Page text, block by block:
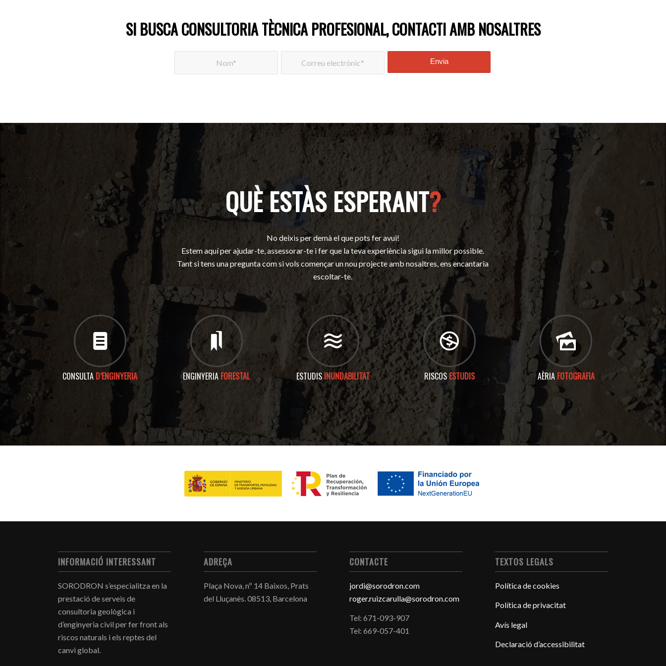
SI BUSCA CONSULTORIA TÈCNICA PROFESIONAL, CONTACTI AMB NOSALTRES
QUÈ ESTÀS ESPERANT?
No deixis per demà el que pots fer avui!
Estem aquí per ajudar-te, assessorar-te i fer que la teva experiència sigui la millor possible.
Tant si tens una pregunta com si vols començar un nou projecte amb nosaltres, ens encantaria
escoltar-te.
CONSULTA D’ENGINYERIA ENGINYERIA FORESTAL ESTUDIS INUNDABILITAT RISCOSESTUDIS AÈRIA FOTOGRAFIA
INFORMACIÓ INTERESSANT
SORODRON s’especialitza en la
prestació de serveis de
consultoria geològica i
d’enginyeria civil per fer front als
riscos naturals i els reptes del
canvi global.
ADREÇA
Plaça Nova, nº 14 Baixos, Prats
del Lluçanès.08513, Barcelona
CONTACTE
jordi@sorodron.com
roger.ruizcarulla@sorodron.com
Tel: 671-093-907
Tel: 669-057-401
TEXTOS LEGALS
Política de cookies
Política de privacitat
Avís legal
Declaració d’accessibilitat